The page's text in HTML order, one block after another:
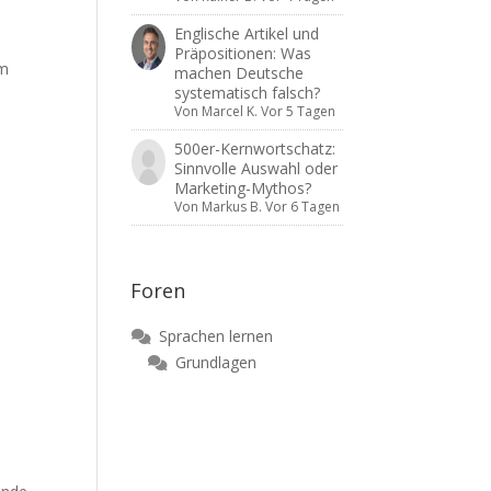
Englische Artikel und
Präpositionen: Was
machen Deutsche
systematisch falsch?
Von Marcel K. Vor 5 Tagen
500er-Kernwortschatz:
Sinnvolle Auswahl oder
Marketing-Mythos?
Von Markus B. Vor 6 Tagen
Foren
Sprachen lernen
Grundlagen